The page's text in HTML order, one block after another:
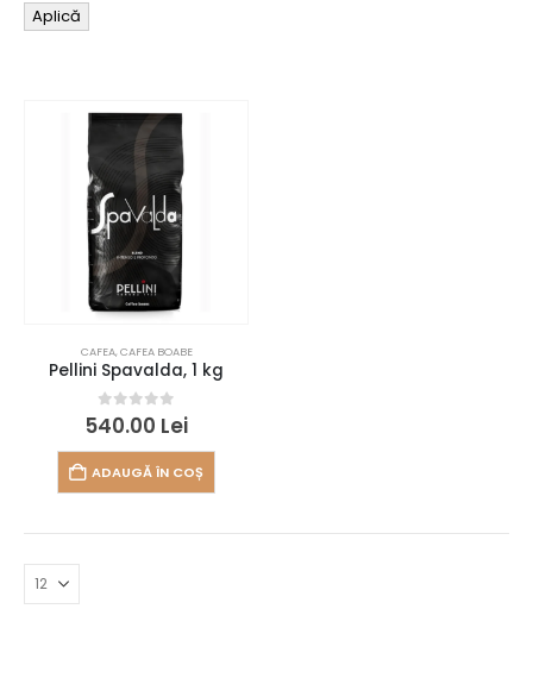
Aplică
CAFEA,CAFEA BOABE
Pellini Spavalda, 1 kg
0out of 5
540.00 Lei
ADAUGĂ ÎN COȘ